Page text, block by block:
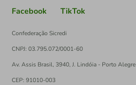
Facebook TikTok
Confederação Sicredi
CNPJ: 03.795.072/0001-60
Av. Assis Brasil, 3940, J. Lindóia - Porto Alegre
CEP: 91010-003